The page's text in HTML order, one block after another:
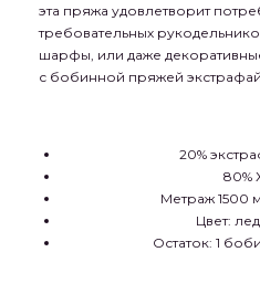
эта пряжа удовлетворит
требовательных
шарфы, или даже
с бобинной пряжей
20%
80%
Метраж 1500
Цвет:
Остаток: 1